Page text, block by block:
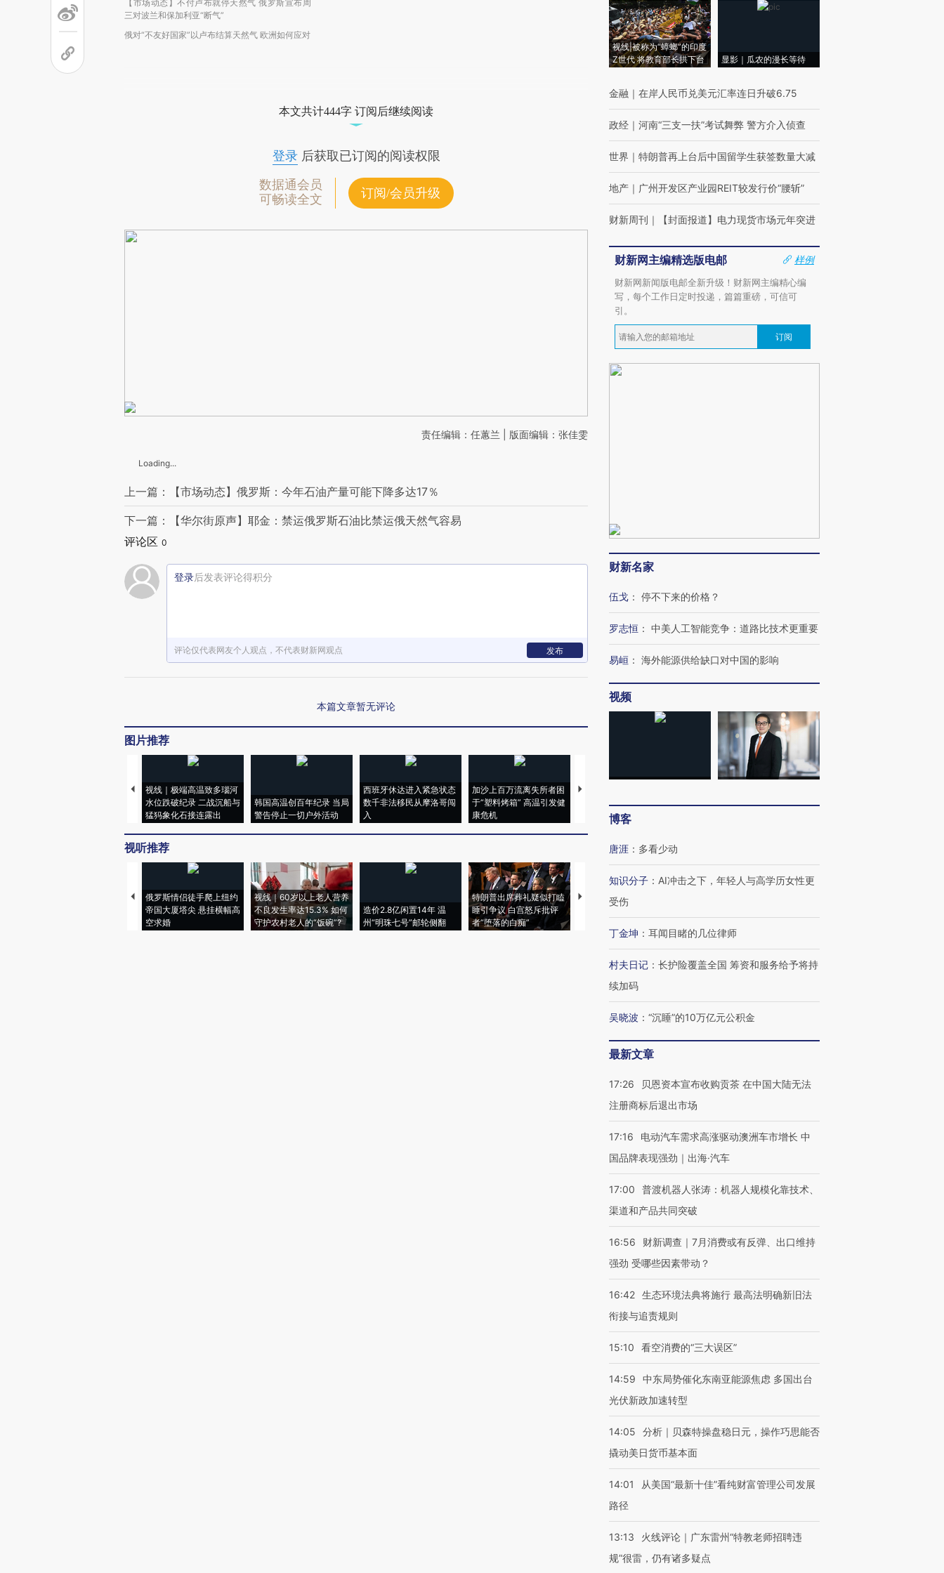
【市场动态】不付卢布就停天然气 俄罗斯宣布周
三对波兰和保加利亚“断气”
俄对“不友好国家”以卢布结算天然气 欧洲如何应对
本文共计444字 订阅后继续阅读
登录后获取已订阅的阅读权限
数据通会员
可畅读全文
订阅/会员升级
责任编辑：任蕙兰 | 版面编辑：张佳雯
Loading...
上一篇：【市场动态】俄罗斯：今年石油产量可能下降多达17％
下一篇：【华尔街原声】耶金：禁运俄罗斯石油比禁运俄天然气容易
评论区 0
登录后发表评论得积分
评论仅代表网友个人观点，不代表财新网观点 发布
本篇文章暂无评论
图片推荐
视线｜极端高温致多瑙河
水位跌破纪录 二战沉船与
猛犸象化石接连露出
韩国高温创百年纪录 当局
警告停止一切户外活动
西班牙休达进入紧急状态
数千非法移民从摩洛哥闯
入
加沙上百万流离失所者困
于“塑料烤箱” 高温引发健
康危机
视线｜HYROX的吸金
术：是什么让中产们甘
心“花钱找虐”？
粒摇头丸 尿检体内含3种
度Z世代 用街头抗争将教
视听推荐
俄罗斯情侣徒手爬上纽约
帝国大厦塔尖 悬挂横幅高
空求婚
视线｜60岁以上老人营养
不良发生率达15.3% 如何
守护农村老人的“饭碗”?
造价2.8亿闲置14年 温
州“明珠七号”邮轮侧翻
特朗普出席葬礼疑似打瞌
睡引争议 白宫怒斥批评
者“堕落的白痴”
视线｜全球最热百城独占
97个 印度如何熬过48°C
视线|被称为“蟑螂”的印度
Z世代 将教育部长拱下台
显影｜瓜农的漫长等待
金融 ｜ 在岸人民币兑美元汇率连日升破6.75
政经 ｜ 河南“三支一扶”考试舞弊 警方介入侦查
世界 ｜ 特朗普再上台后中国留学生获签数量大减
地产 ｜ 广州开发区产业园REIT较发行价“腰斩”
财新周刊 ｜ 【封面报道】电力现货市场元年突进
财新网主编精选版电邮
样例
财新网新闻版电邮全新升级！财新网主编精心编
写，每个工作日定时投递，篇篇重磅，可信可
引。
订阅
财新名家
伍戈 ： 停不下来的价格？
罗志恒 ： 中美人工智能竞争：道路比技术更重要
易峘 ： 海外能源供给缺口对中国的影响
视频
博客
唐涯 ： 多看少动
知识分子 ： AI冲击之下，年轻人与高学历女性更
受伤
丁金坤 ： 耳闻目睹的几位律师
村夫日记 ： 长护险覆盖全国 筹资和服务给予将持
续加码
吴晓波 ： “沉睡”的10万亿元公积金
最新文章
17:26
贝恩资本宣布收购贡茶 在中国大陆无法
注册商标后退出市场
17:16
电动汽车需求高涨驱动澳洲车市增长 中
国品牌表现强劲｜出海·汽车
17:00
普渡机器人张涛：机器人规模化靠技术、
渠道和产品共同突破
16:56
财新调查｜7月消费或有反弹、出口维持
强劲 受哪些因素带动？
16:42 生态环境法典将施行 最高法明确新旧法
衔接与追责规则
15:10 看空消费的“三大误区”
14:59
中东局势催化东南亚能源焦虑 多国出台
光伏新政加速转型
14:05
分析｜贝森特操盘稳日元，操作巧思能否
撬动美日货币基本面
14:01
从美国“最新十佳”看纯财富管理公司发展
路径
13:13
火线评论｜广东雷州“特教老师招聘违
规”很雷，仍有诸多疑点